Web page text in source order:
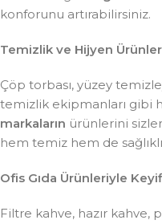
konforunu artırabilirsiniz.
Temizlik ve Hijyen
Çöp torbası, yüzey
temizlik ekipmanları gibi
markaların ürünlerini
hem temiz hem de
Ofis Gıda Ürünleriyle
Filtre kahve, hazır kahve,